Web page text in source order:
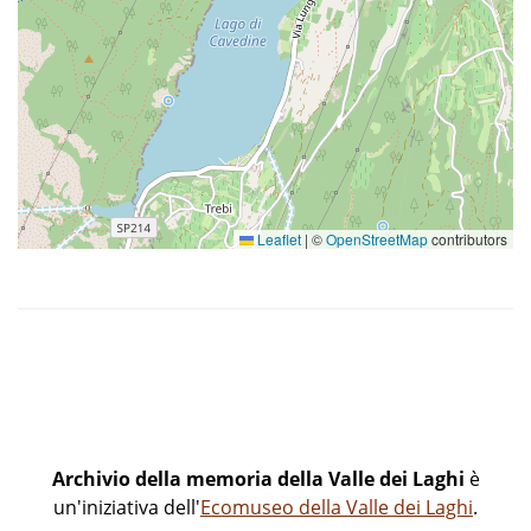
Leaflet | ©OpenStreetMapcontributors
Archivio della memoria della Valle dei Laghi è
un'iniziativa dell'Ecomuseo della Valle dei Laghi.